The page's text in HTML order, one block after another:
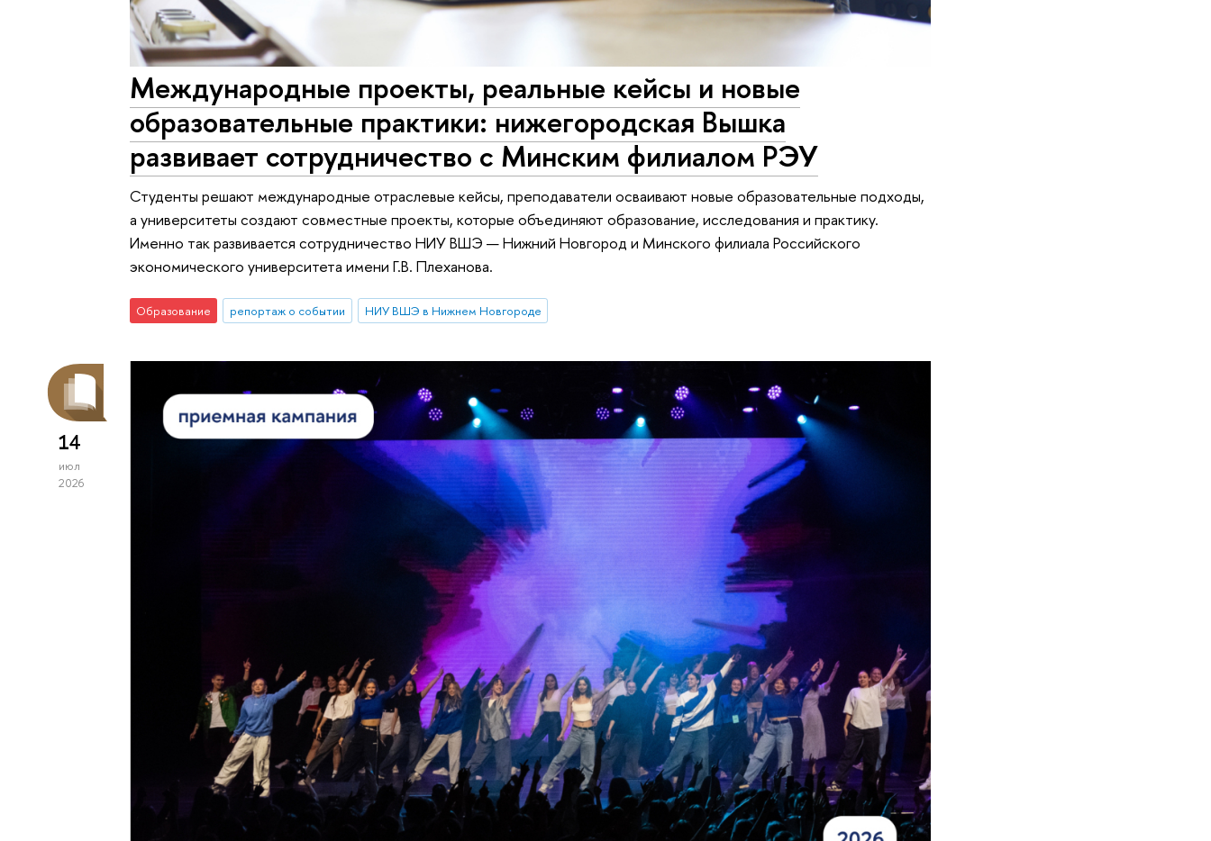
Международные проекты, реальные кейсы и новые
образовательные практики: нижегородская Вышка
развивает сотрудничество с Минским филиалом РЭУ
Студенты решают международные отраслевые кейсы, преподаватели осваивают новые образовательные подходы,
а университеты создают совместные проекты, которые объединяют образование, исследования и практику.
Именно так развивается сотрудничество НИУ ВШЭ — Нижний Новгород и Минского филиала Российского
экономического университета имени Г.В. Плеханова.
Образование репортаж о событии НИУ ВШЭ в Нижнем Новгороде
14
июл
2026